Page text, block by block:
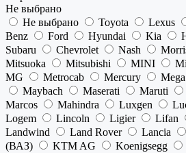
Не выбрано
Не выбрано
Toyota Lexus
Benz
Ford Hyundai Kia
Subaru
Chevrolet Nash
Mitsuoka
Mitsubishi MINI
MG
Metrocab Mercury Mega
Maybach
Maserati Maruti
Marcos
Mahindra Luxgen
Logem
Lincoln Ligier Lifan
Landwind
Land Rover Lancia
(ВАЗ)
KTM AG Koenigsegg